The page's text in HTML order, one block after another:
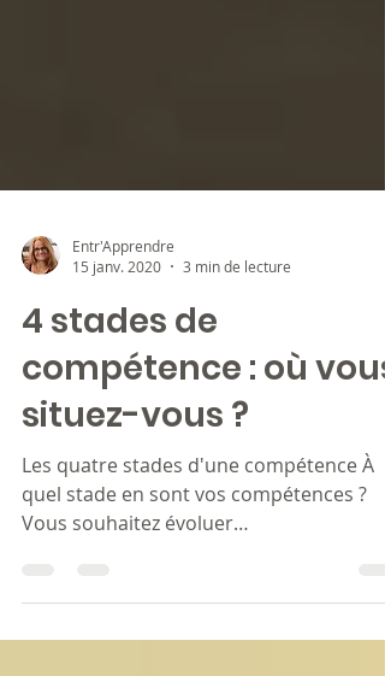
15 janv. 2020
3 min de lecture
4 stades de
compétence : où vous
situez-vous ?
Les quatre stades d'une compétence À
professionnellement ? Ou bien vous